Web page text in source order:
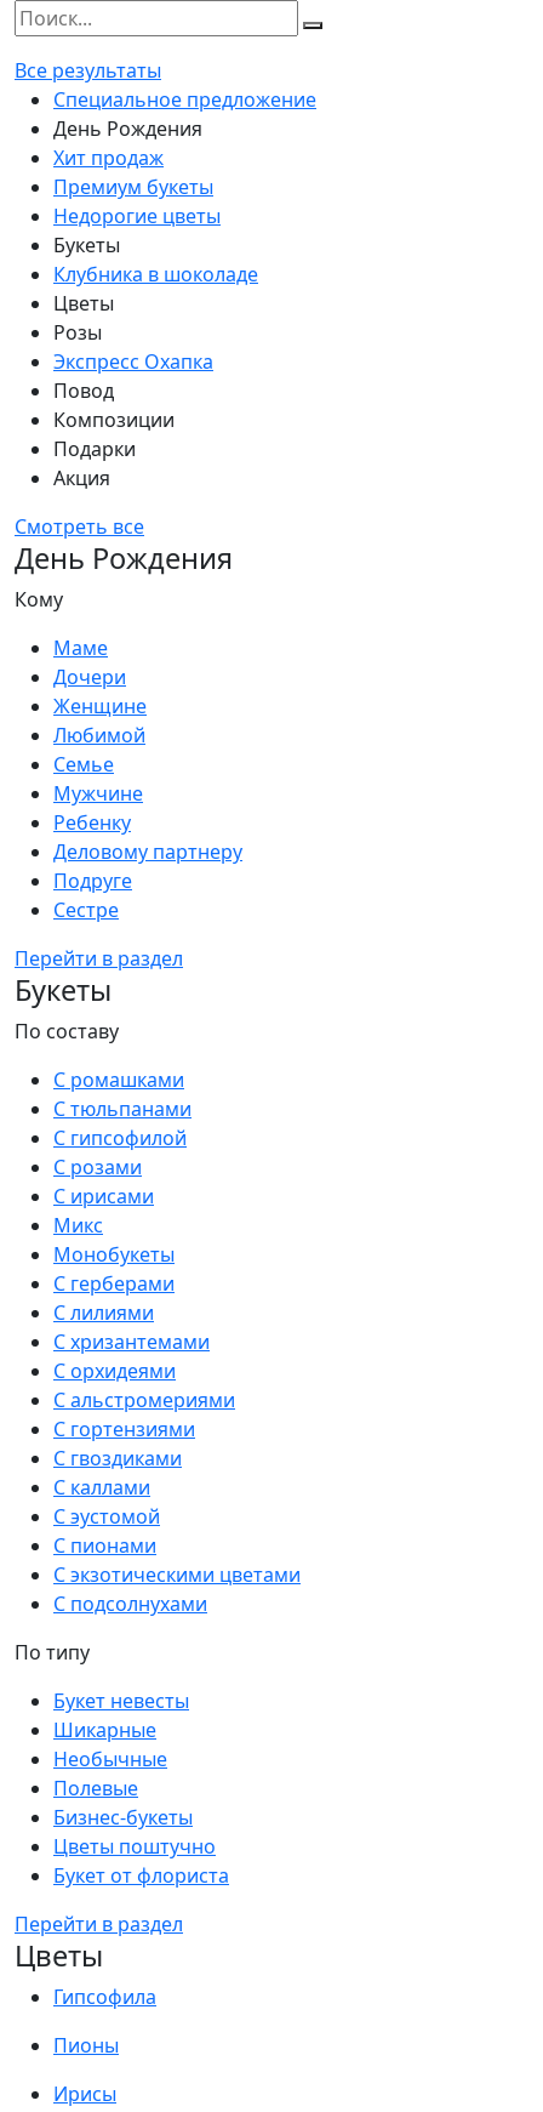
Все результаты
Специальное предложение
День Рождения
Хит продаж
Премиум букеты
Недорогие цветы
Букеты
Клубника в шоколаде
Цветы
Розы
Экспресс Охапка
Повод
Композиции
Подарки
Акция
Смотреть все
День Рождения
Кому
Маме
Дочери
Женщине
Любимой
Семье
Мужчине
Ребенку
Деловому партнеру
Подруге
Сестре
Перейти в раздел
Букеты
По составу
С ромашками
С тюльпанами
С гипсофилой
С розами
С ирисами
Микс
Монобукеты
С герберами
С лилиями
С хризантемами
С орхидеями
С альстромериями
С гортензиями
С гвоздиками
С каллами
С эустомой
С пионами
С экзотическими цветами
С подсолнухами
По типу
Букет невесты
Шикарные
Необычные
Полевые
Бизнес-букеты
Цветы поштучно
Букет от флориста
Перейти в раздел
Цветы
Гипсофила
Пионы
Ирисы